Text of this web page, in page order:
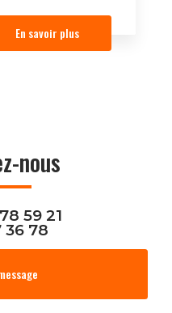
En savoir plus
nous
59 21
36 78